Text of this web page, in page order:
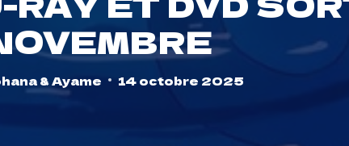
& Ayame 14 octobre 2025